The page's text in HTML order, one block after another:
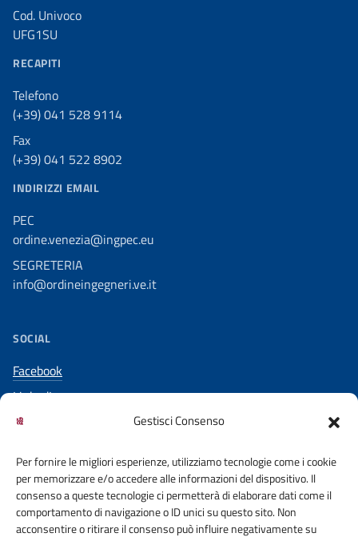
Gestisci Consenso
Per fornire le migliori esperienze, utilizziamo tecnologie come i cookie
per memorizzare e/o accedere alle informazioni del dispositivo. Il
consenso a queste tecnologie ci permetterà di elaborare dati come il
comportamento di navigazione o ID unici su questo sito. Non
acconsentire o ritirare il consenso può influire negativamente su
Cod. Univoco
UFG1SU
RECAPITI
Telefono
(+39) 041 528 9114
Fax
(+39) 041 522 8902
INDIRIZZI EMAIL
PEC
ordine.venezia@ingpec.eu
SEGRETERIA
info@ordineingegneri.ve.it
SOCIAL
Facebook
LinkedIn
YouTube
ACCESSO CIVICO COOKIE POLICY